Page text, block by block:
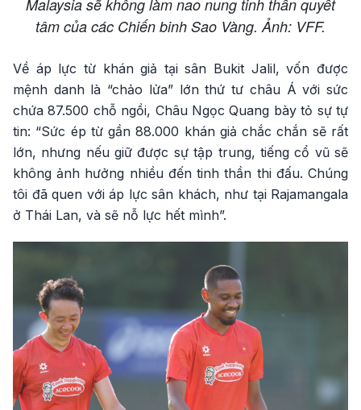
Malaysia sẽ không làm nao nung tinh thần quyết
tâm của các Chiến binh Sao Vàng. Ảnh: VFF.
Về áp lực từ khán giả tại sân Bukit Jalil, vốn được
mệnh danh là “chảo lửa” lớn thứ tư châu Á với sức
chứa 87.500 chỗ ngồi, Châu Ngọc Quang bày tỏ sự tự
tin: “Sức ép từ gần 88.000 khán giả chắc chắn sẽ rất
lớn, nhưng nếu giữ được sự tập trung, tiếng cổ vũ sẽ
không ảnh hưởng nhiều đến tinh thần thi đấu. Chúng
tôi đã quen với áp lực sân khách, như tại Rajamangala
ở Thái Lan, và sẽ nỗ lực hết mình”.